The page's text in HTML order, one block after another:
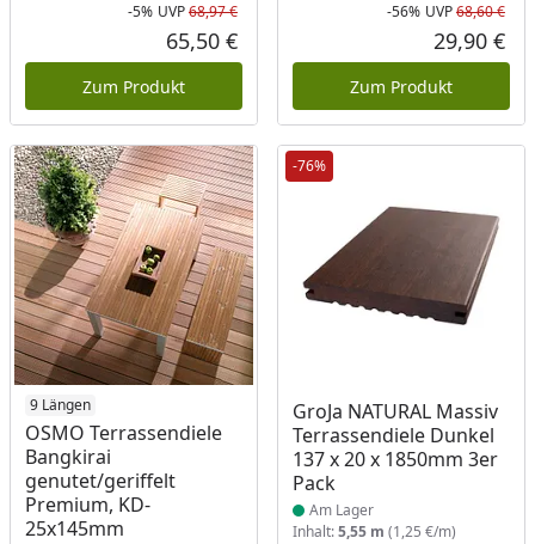
Rabatt in Prozent
-5%
Ursprünglicher Preis
UVP68,97 €
Aktueller Preis
65,50 €
Zum Produkt
-56% UVP68,60 €
29,90 €
Zum Produkt
9 Längen
OSMO Terrassendiele
Bangkirai
genutet/geriffelt
Premium, KD-
25x145mm
-76%
GroJa NATURAL Massiv
Terrassendiele Dunkel
137 x 20 x 1850mm 3er
Pack
Produkt am Lager
Am Lager
Inhalt:5,55 m (1,25 €/m)